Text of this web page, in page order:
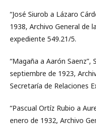
“José Siurob a Lázaro
1938, Archivo General de
expediente 549.21/5.
“Magaña a Aarón Saenz”,
septiembre de 1923,
Secretaría de Relaciones
“Pascual Ortíz Rubio a
enero de 1932, Archivo